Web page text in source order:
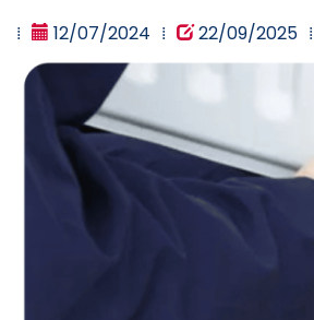
12/07/2024 22/09/2025